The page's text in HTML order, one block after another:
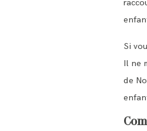
Si
Il ne
de